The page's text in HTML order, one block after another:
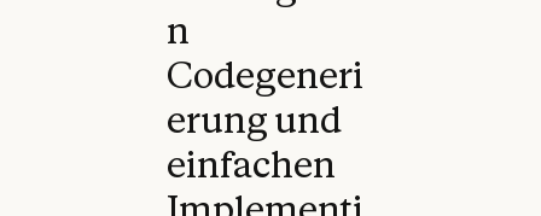
n
Codegeneri
erung und
einfachen